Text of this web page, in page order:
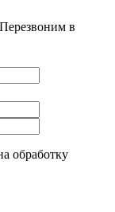
в
обработку